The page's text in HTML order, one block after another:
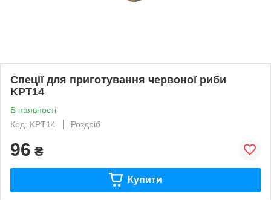
Спеції для приготування червоної риби
KPT14
В наявності
Код: KPT14
Роздріб
96 ₴
Купити